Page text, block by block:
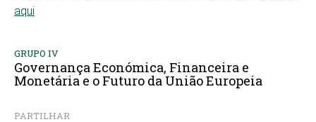
aqui
GRUPO IV
Governança Económica, Financeira e
Monetária e o Futuro da União Europeia
PARTILHAR